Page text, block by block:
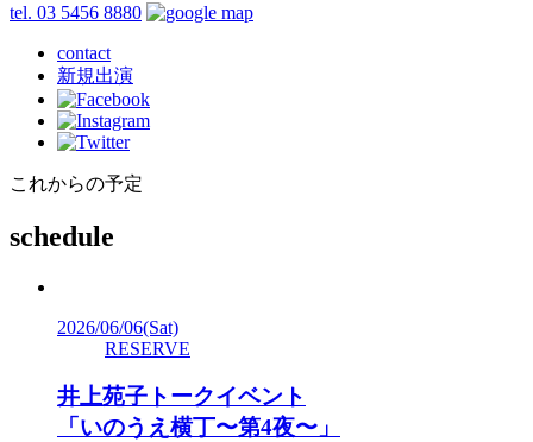
tel. 03 5456 8880
contact
新規出演
これからの予定
schedule
2026/06/06(Sat)
RESERVE
井上苑子トークイベント
「いのうえ横丁〜第4夜〜」